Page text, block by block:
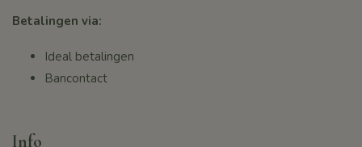
Betalingen via:
Ideal betalingen
Bancontact
Info